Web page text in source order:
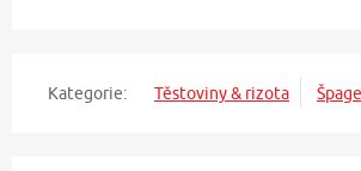
Kategorie: Těstoviny & rizota